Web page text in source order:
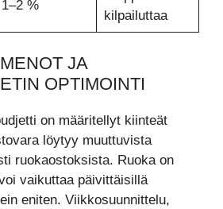
1–2 %
kilpailuttaa
JA
OPTIMOINTI
on määritellyt kiinteät
löytyy muuttuvista
ruokaostoksista. Ruoka on
vaikuttaa päivittäisillä
eniten. Viikkosuunnittelu,